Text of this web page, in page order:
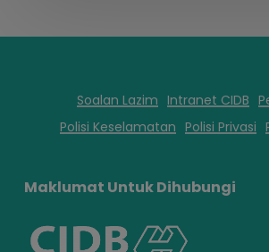
Soalan Lazim Intranet CIDB
Polisi Keselamatan Polisi Privasi
Maklumat Untuk Dihubungi